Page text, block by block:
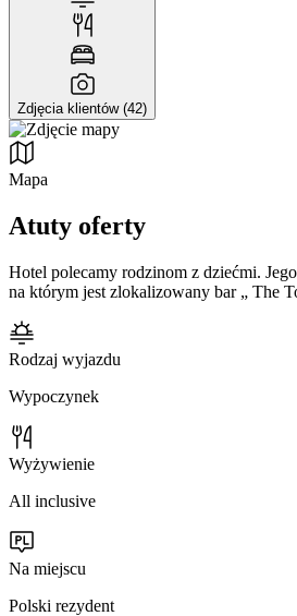
Zdjęcia klientów (42)
Mapa
Atuty oferty
Hotel polecamy rodzinom z dziećmi.
na którym jest zlokalizowany bar „ The
Rodzaj wyjazdu
Wypoczynek
Wyżywienie
All inclusive
Na miejscu
Polski rezydent